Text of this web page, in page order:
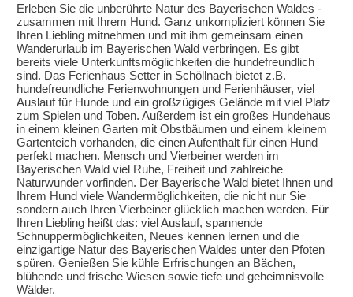
Erleben Sie die unberührte Natur des Bayerischen Waldes -
zusammen mit Ihrem Hund. Ganz unkompliziert können Sie
Ihren Liebling mitnehmen und mit ihm gemeinsam einen
Wanderurlaub im Bayerischen Wald verbringen. Es gibt
bereits viele Unterkunftsmöglichkeiten die hundefreundlich
sind. Das Ferienhaus Setter in Schöllnach bietet z.B.
hundefreundliche Ferienwohnungen und Ferienhäuser, viel
Auslauf für Hunde und ein großzügiges Gelände mit viel Platz
zum Spielen und Toben. Außerdem ist ein großes Hundehaus
in einem kleinen Garten mit Obstbäumen und einem kleinem
Gartenteich vorhanden, die einen Aufenthalt für einen Hund
perfekt machen. Mensch und Vierbeiner werden im
Bayerischen Wald viel Ruhe, Freiheit und zahlreiche
Naturwunder vorfinden. Der Bayerische Wald bietet Ihnen und
Ihrem Hund viele Wandermöglichkeiten, die nicht nur Sie
sondern auch Ihren Vierbeiner glücklich machen werden. Für
Ihren Liebling heißt das: viel Auslauf, spannende
Schnuppermöglichkeiten, Neues kennen lernen und die
einzigartige Natur des Bayerischen Waldes unter den Pfoten
spüren. Genießen Sie kühle Erfrischungen an Bächen,
blühende und frische Wiesen sowie tiefe und geheimnisvolle
Wälder.